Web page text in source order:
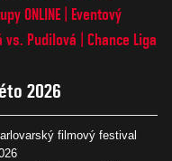
ONLINE
Eventový
vs. Pudilová
Chance Liga
2026
filmový festival